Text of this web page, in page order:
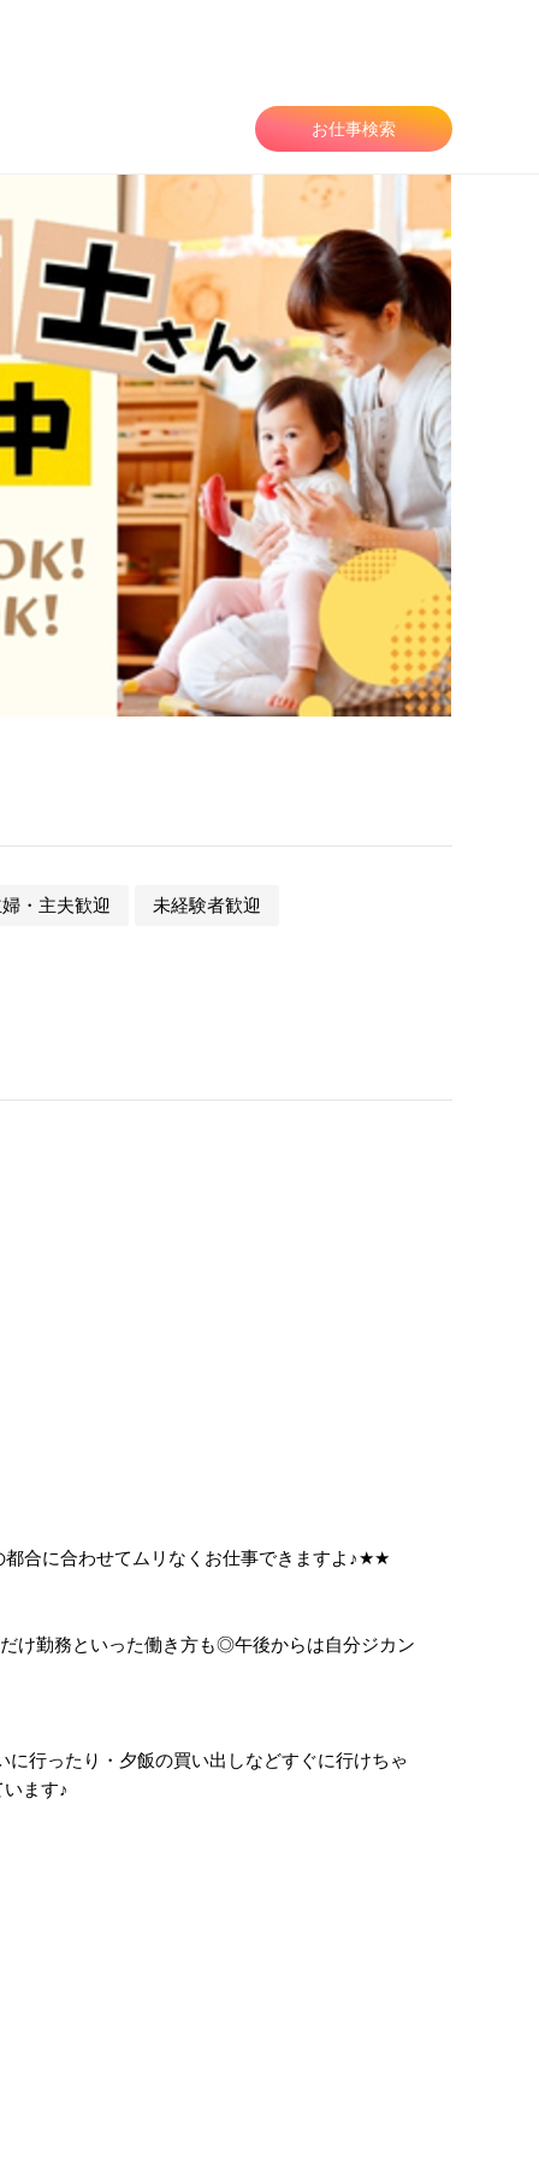
お仕事検索
・主夫歓迎 未経験者歓迎
合に合わせてムリなくお仕事できますよ ♪★★
け勤務といった働き方も◎午後からは自分ジカン
行ったり・夕飯の買い出しなどすぐに行けちゃ
ます♪